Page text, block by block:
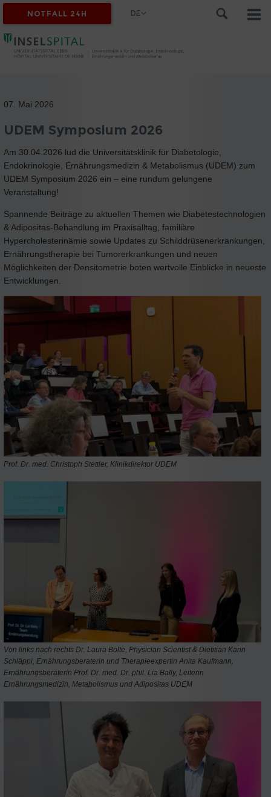
NOTFALL 24H DE
07. Mai 2026
UDEM Symposium 2026
Am 30.04.2026 lud die Universitätsklinik für Diabetologie,
Endokrinologie, Ernährungsmedizin & Metabolismus (UDEM) zum
UDEM Symposium 2026 ein – eine rundum gelungene
Veranstaltung!
Spannende Beiträge zu aktuellen Themen wie Diabetestechnologien
& Adipositas-Behandlung im Praxisalltag, familiäre
Hypercholesterinämie sowie Updates zu Schilddrüsenerkrankungen,
Ernährungstherapie bei Tumorerkrankungen und neuen
Möglichkeiten der Densitometrie boten wertvolle Einblicke in neueste
Entwicklungen.
Prof. Dr. med. Christoph Stettler, Klinikdirektor UDEM
Von links nach rechts Dr. Laura Bolte, Physician Scientist & Dietitian Karin
Schläppi, Ernährungsberaterin und Therapieexpertin Anita Kaufmann,
Ernährungsberaterin Prof. Dr. med. Dr. phil. Lia Bally, Leiterin
Ernährungsmedizin, Metabolismus und Adipositas UDEM